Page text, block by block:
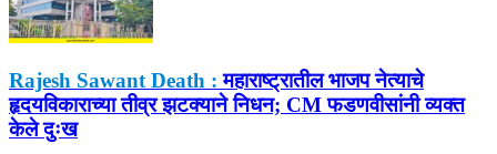
Rajesh Sawant Death : महाराष्ट्रातील भाजप नेत्याचे
हृदयविकाराच्या तीव्र झटक्याने निधन; CM फडणवीसांनी व्यक्त
केले दुःख